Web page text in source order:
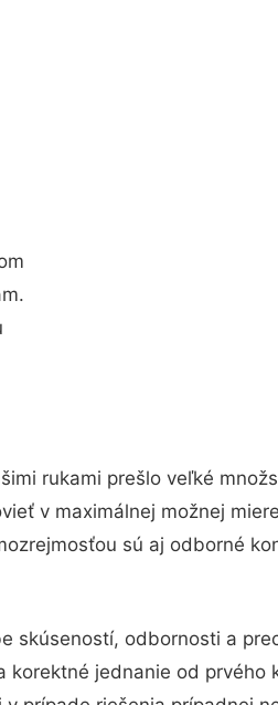
rukami prešlo veľké
v maximálnej možnej
sú aj odborné
skúseností, odbornosti a
jednanie od prvého